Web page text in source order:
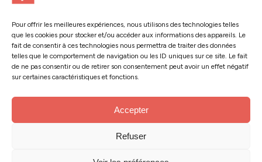
Pour offrir les meilleures expériences, nous utilisons des technologies telles
que les cookies pour stocker et/ou accéder aux informations des appareils. Le
fait de consentir à ces technologies nous permettra de traiter des données
telles que le comportement de navigation ou les ID uniques sur ce site. Le fait
de ne pas consentir ou de retirer son consentement peut avoir un effet négatif
sur certaines caractéristiques et fonctions.
Accepter
Refuser
Contactez-nous
Suivez-nous :
© 2024 - Action Tank